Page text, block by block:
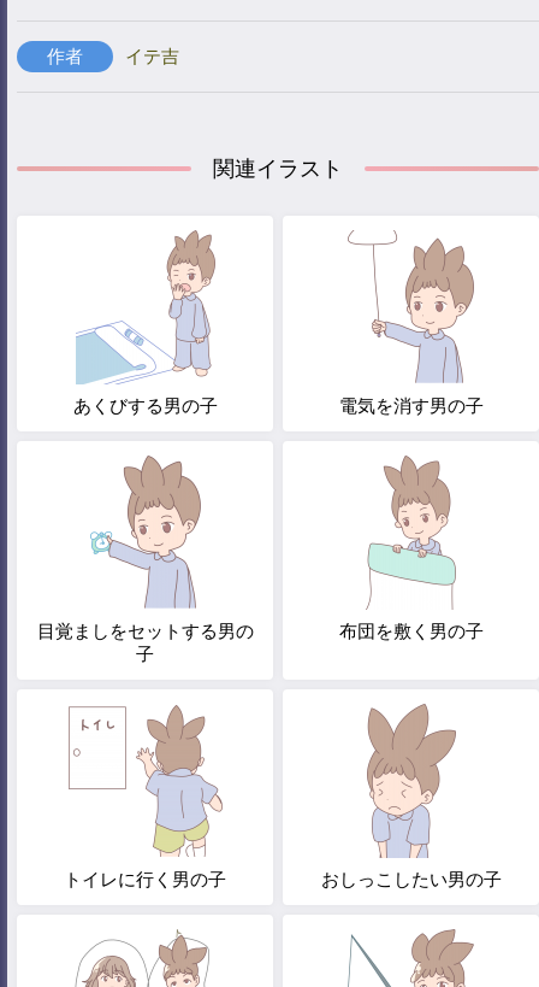
作者 イテ吉
関連イラスト
あくびする男の子 電気を消す男の子
目覚ましをセットする男の
子
布団を敷く男の子
トイレに行く男の子 おしっこしたい男の子